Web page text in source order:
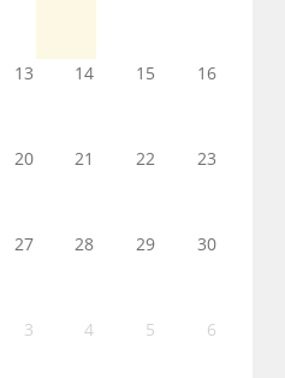
13 14 15 16
20 21 22 23
27 28 29 30
3 4 5 6